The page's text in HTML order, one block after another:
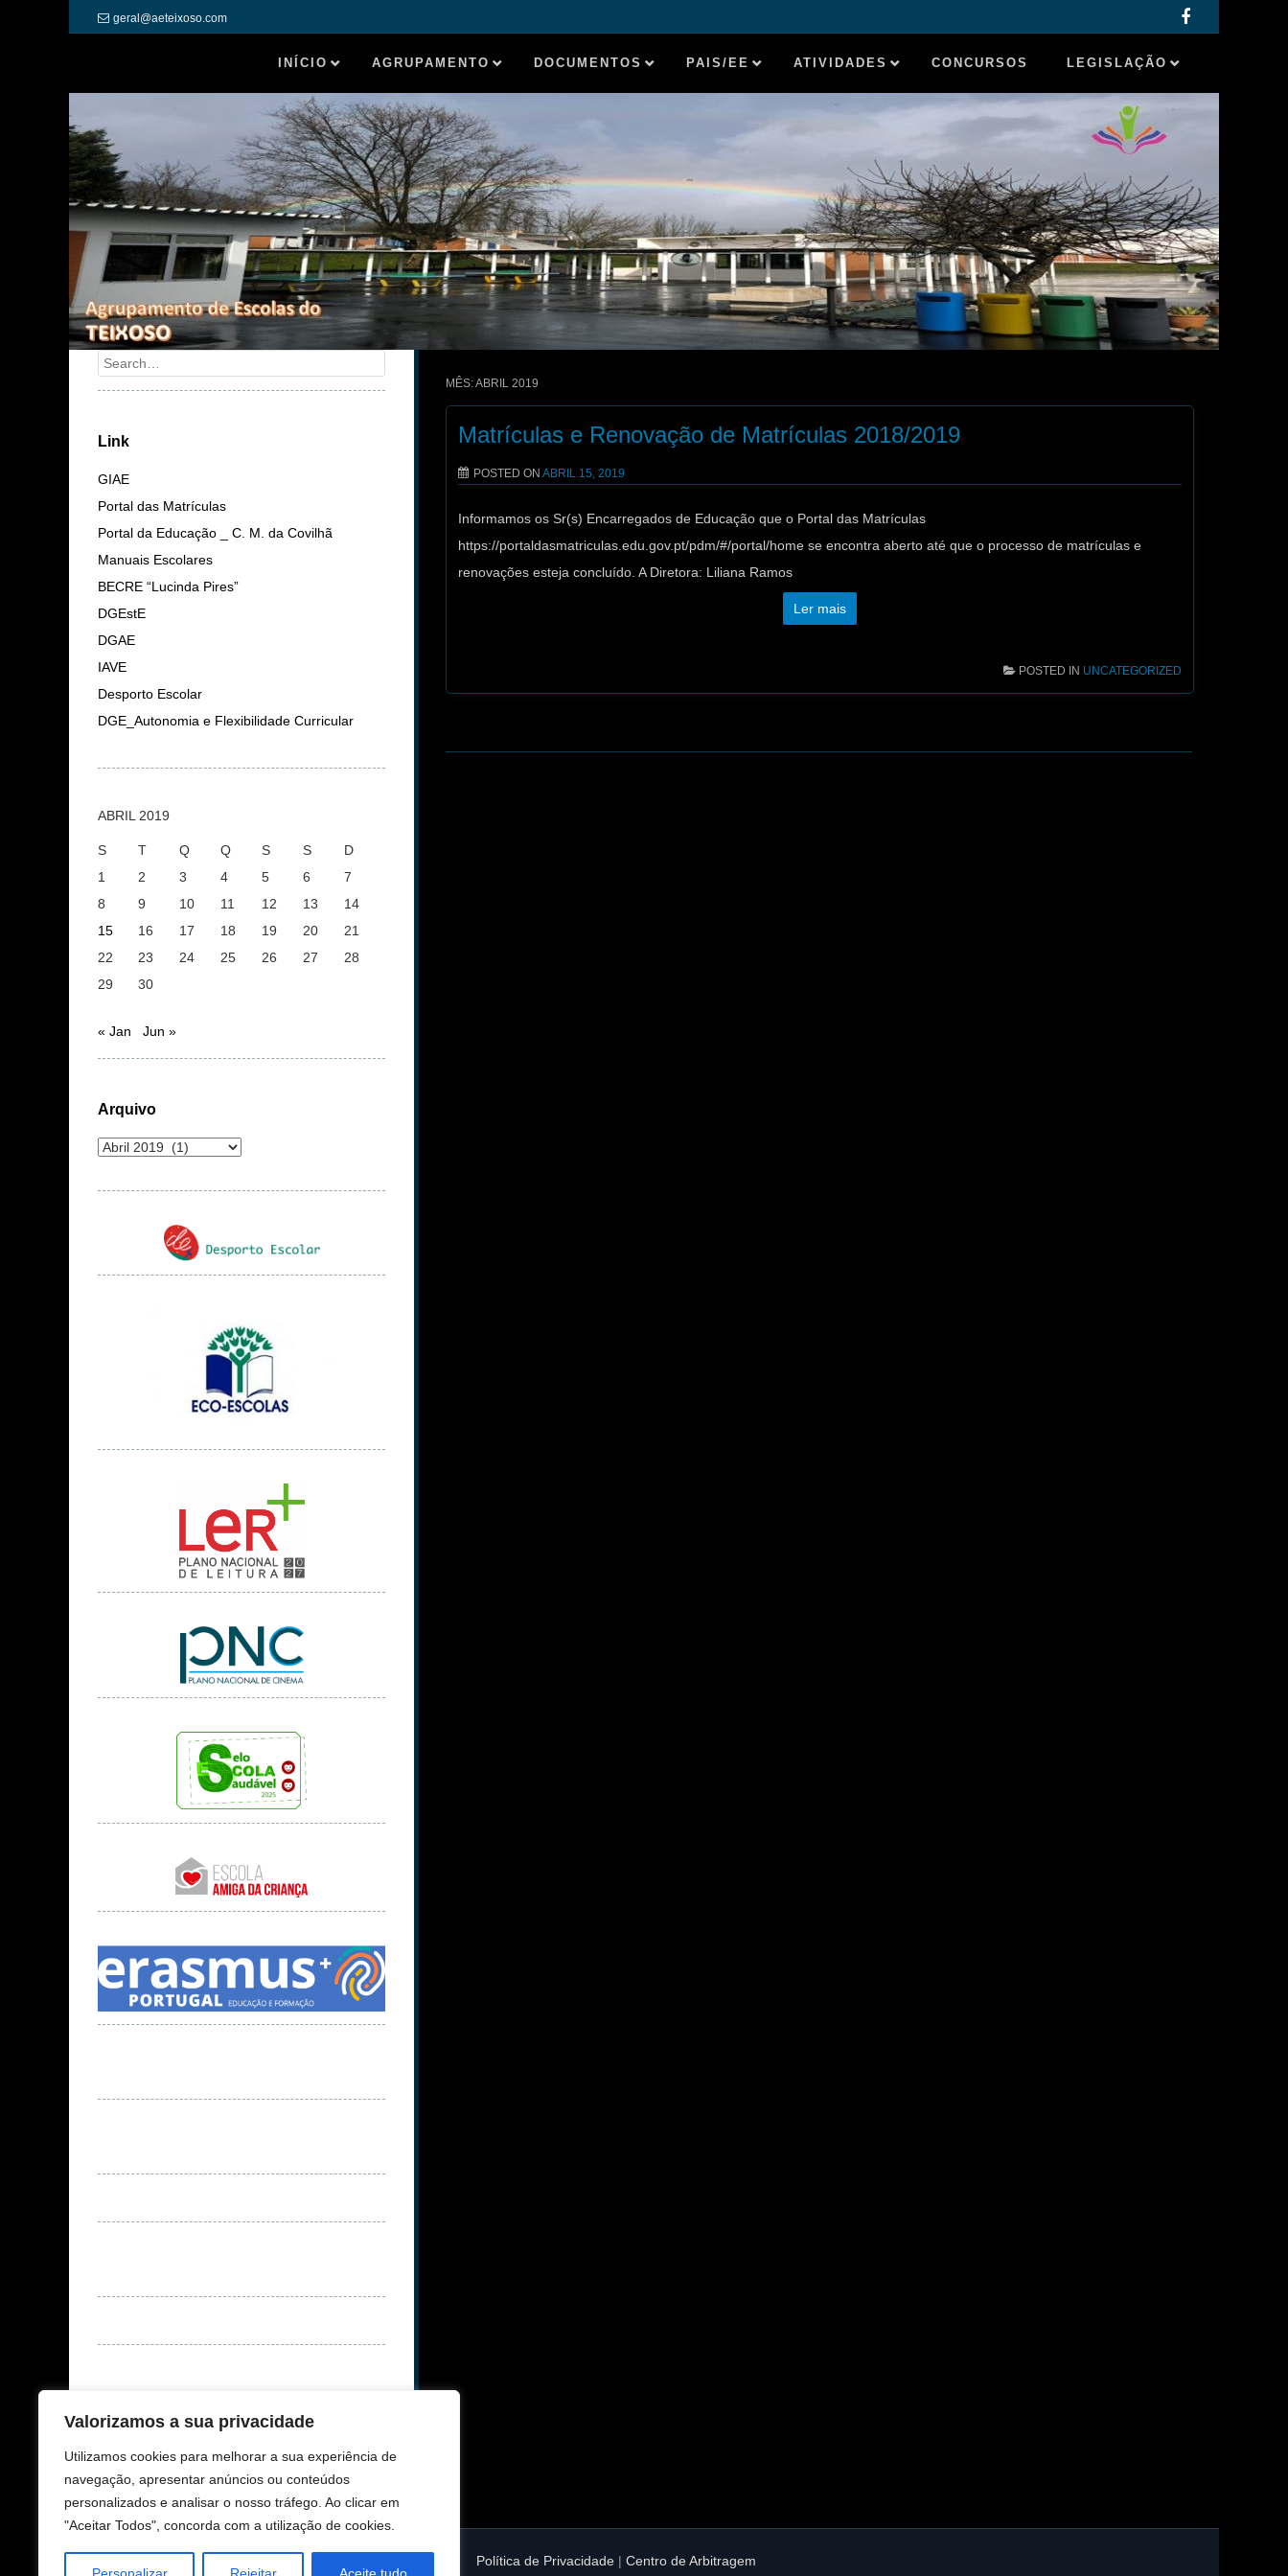
Valorizamos a sua privacidade
Utilizamos cookies para melhorar a sua experiência de
navegação, apresentar anúncios ou conteúdos
personalizados e analisar o nosso tráfego. Ao clicar em
"Aceitar Todos", concorda com a utilização de cookies.
geral@aeteixoso.com
INÍCIO AGRUPAMENTO DOCUMENTOS PAIS/EE ATIVIDADES CONCURSOS LEGISLAÇÃO
Search
Link
GIAE
Portal das Matrículas
Portal da Educação _ C. M. da Covilhã
Manuais Escolares
BECRE “Lucinda Pires”
DGEstE
DGAE
IAVE
Desporto Escolar
DGE_Autonomia e Flexibilidade Curricular
ABRIL 2019
S T Q Q S S
D
1
2 3 4 5 6
7
8
9 10 11 12 13
14
15
16 17 18 19 20
21
22
23 24 25 26 27
28
29
30
« Jan Jun »
Arquivo
MÊS:ABRIL 2019
Matrículas e Renovação de Matrículas 2018/2019
POSTED ON ABRIL 15, 2019
Informamos os Sr(s) Encarregados de Educação que o Portal das Matrículas
https://portaldasmatriculas.edu.gov.pt/pdm/#/portal/home se encontra aberto até que o processo de matrículas e
renovações esteja concluído. A Diretora: Liliana Ramos
Ler mais
POSTED IN UNCATEGORIZED
Política de Privacidade | Centro de Arbitragem